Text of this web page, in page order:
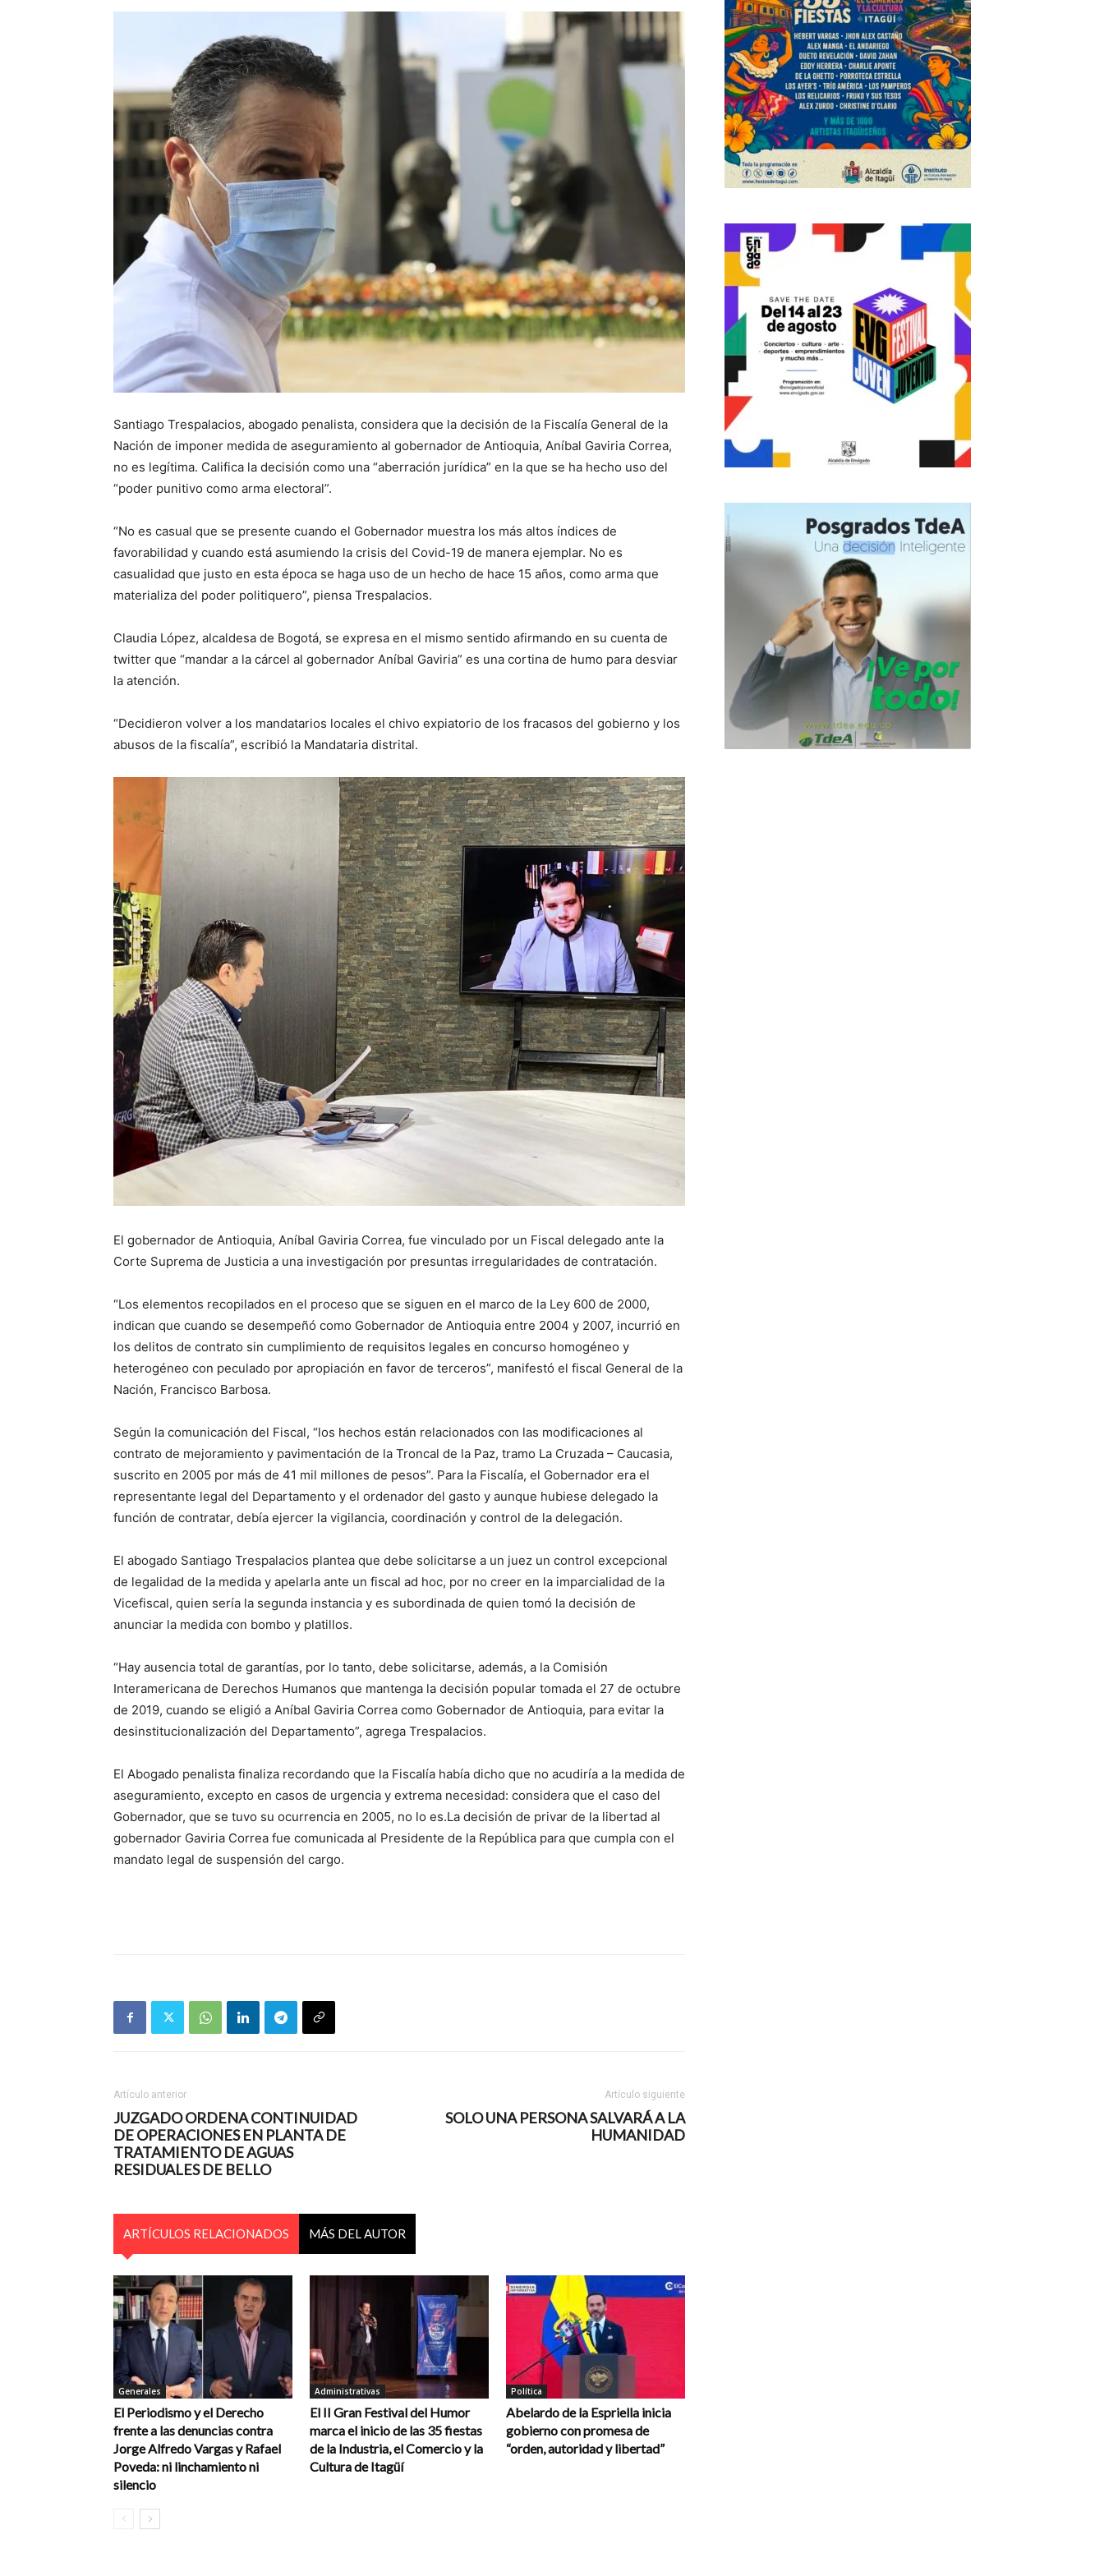
Santiago Trespalacios, abogado penalista, considera que la decisión de la Fiscalía General de la
Nación de imponer medida de aseguramiento al gobernador de Antioquia, Aníbal Gaviria Correa,
no es legítima. Califica la decisión como una “aberración jurídica” en la que se ha hecho uso del
“poder punitivo como arma electoral”.
“No es casual que se presente cuando el Gobernador muestra los más altos índices de
favorabilidad y cuando está asumiendo la crisis del Covid-19 de manera ejemplar. No es
casualidad que justo en esta época se haga uso de un hecho de hace 15 años, como arma que
materializa del poder politiquero”, piensa Trespalacios.
Claudia López, alcaldesa de Bogotá, se expresa en el mismo sentido afirmando en su cuenta de
twitter que “mandar a la cárcel al gobernador Aníbal Gaviria” es una cortina de humo para desviar
la atención.
“Decidieron volver a los mandatarios locales el chivo expiatorio de los fracasos del gobierno y los
abusos de la fiscalía”, escribió la Mandataria distrital.
El gobernador de Antioquia, Aníbal Gaviria Correa, fue vinculado por un Fiscal delegado ante la
Corte Suprema de Justicia a una investigación por presuntas irregularidades de contratación.
“Los elementos recopilados en el proceso que se siguen en el marco de la Ley 600 de 2000,
indican que cuando se desempeñó como Gobernador de Antioquia entre 2004 y 2007, incurrió en
los delitos de contrato sin cumplimiento de requisitos legales en concurso homogéneo y
heterogéneo con peculado por apropiación en favor de terceros”, manifestó el fiscal General de la
Nación, Francisco Barbosa.
Según la comunicación del Fiscal, “los hechos están relacionados con las modificaciones al
contrato de mejoramiento y pavimentación de la Troncal de la Paz, tramo La Cruzada – Caucasia,
suscrito en 2005 por más de 41 mil millones de pesos”. Para la Fiscalía, el Gobernador era el
representante legal del Departamento y el ordenador del gasto y aunque hubiese delegado la
función de contratar, debía ejercer la vigilancia, coordinación y control de la delegación.
El abogado Santiago Trespalacios plantea que debe solicitarse a un juez un control excepcional
de legalidad de la medida y apelarla ante un fiscal ad hoc, por no creer en la imparcialidad de la
Vicefiscal, quien sería la segunda instancia y es subordinada de quien tomó la decisión de
anunciar la medida con bombo y platillos.
“Hay ausencia total de garantías, por lo tanto, debe solicitarse, además, a la Comisión
Interamericana de Derechos Humanos que mantenga la decisión popular tomada el 27 de octubre
de 2019, cuando se eligió a Aníbal Gaviria Correa como Gobernador de Antioquia, para evitar la
desinstitucionalización del Departamento”, agrega Trespalacios.
El Abogado penalista finaliza recordando que la Fiscalía había dicho que no acudiría a la medida de
aseguramiento, excepto en casos de urgencia y extrema necesidad: considera que el caso del
Gobernador, que se tuvo su ocurrencia en 2005, no lo es.La decisión de privar de la libertad al
gobernador Gaviria Correa fue comunicada al Presidente de la República para que cumpla con el
mandato legal de suspensión del cargo.
Artículo anterior
JUZGADO ORDENA CONTINUIDAD
DE OPERACIONES EN PLANTA DE
TRATAMIENTO DE AGUAS
RESIDUALES DE BELLO
Artículo siguiente
SOLO UNA PERSONA SALVARÁ A LA
HUMANIDAD
ARTÍCULOS RELACIONADOS MÁS DEL AUTOR
Generales
El Periodismo y el Derecho
frente a las denuncias contra
Jorge Alfredo Vargas y Rafael
Poveda: ni linchamiento ni
silencio
Administrativas
El II Gran Festival del Humor
marca el inicio de las 35 fiestas
de la Industria, el Comercio y la
Cultura de Itagüí
Política
Abelardo de la Espriella inicia
gobierno con promesa de
“orden, autoridad y libertad”